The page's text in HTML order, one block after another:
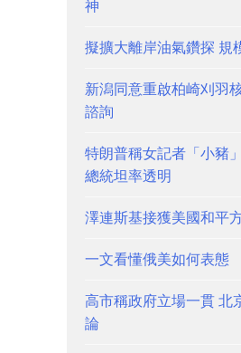
神
擬擴大離岸油氣鑽探 規
新潟同意重啟柏崎刈羽
諮詢
特朗普稱女記者「小豬
總統坦率透明
澤連斯基接獲美國和平
一文看懂俄美如何表態
高市稱政府立場一貫 北
論